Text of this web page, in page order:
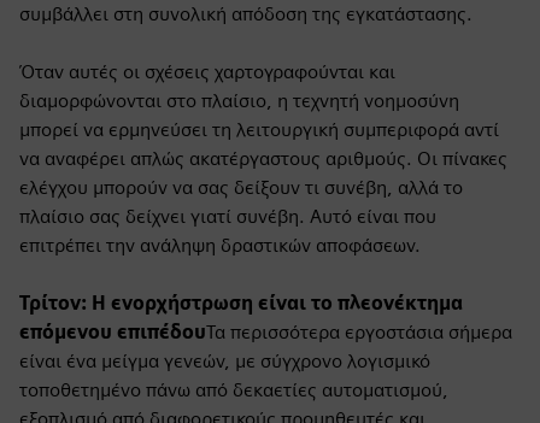
συμβάλλει στη συνολική απόδοση της εγκατάστασης.
Όταν αυτές οι σχέσεις χαρτογραφούνται και
διαμορφώνονται στο πλαίσιο, η τεχνητή νοημοσύνη
μπορεί να ερμηνεύσει τη λειτουργική συμπεριφορά αντί
να αναφέρει απλώς ακατέργαστους αριθμούς. Οι πίνακες
ελέγχου μπορούν να σας δείξουν τι συνέβη, αλλά το
πλαίσιο σας δείχνει γιατί συνέβη. Αυτό είναι που
επιτρέπει την ανάληψη δραστικών αποφάσεων.
Τρίτον: Η ενορχήστρωση είναι το πλεονέκτημα
επόμενου επιπέδουΤα περισσότερα εργοστάσια σήμερα
είναι ένα μείγμα γενεών, με σύγχρονο λογισμικό
τοποθετημένο πάνω από δεκαετίες αυτοματισμού,
εξοπλισμό από διαφορετικούς προμηθευτές και